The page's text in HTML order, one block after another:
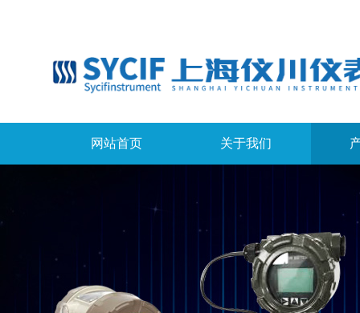
网站首页 关于我们